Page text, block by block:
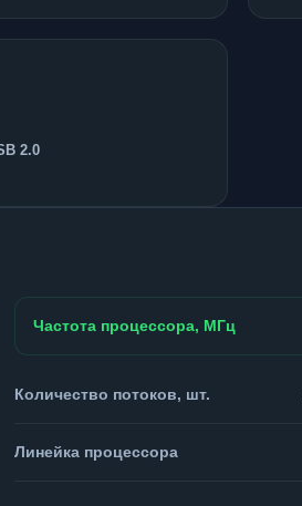
2.0
Частота процессора, МГц
Количество потоков, шт.
Линейка процессора